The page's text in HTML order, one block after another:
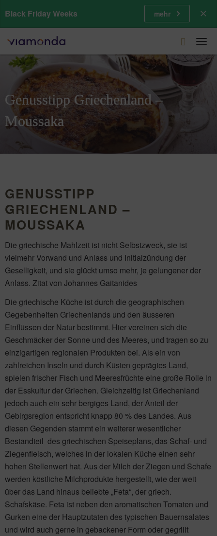
Black Friday Weeks mehr
Genusstipp Griechenland –
Moussaka
GENUSSTIPP
GRIECHENLAND –
MOUSSAKA
Die griechische Mahlzeit ist nicht Selbstzweck, sie ist
vielmehr Vorwand und Anlass und Initialzündung der
Geselligkeit, und sie glückt umso mehr, je gelungener der
Anlass. Zitat von Johannes Gaitanides
Die griechische Küche ist durch die geographischen
Gegebenheiten Griechenlands und den äusseren
Einflüssen der Natur bestimmt. Hier vereinen sich die
Geschmäcker der Sonne und des Meeres, und tragen so zu
einzigartigen regionalen Produkten bei. Als ein von
zahlreichen Inseln und durch Küsten geprägtes Land,
spielen frischer Fisch und Meeresfrüchte eine große Rolle in
der Esskultur der Griechen. Gleichzeitig ist Griechenland
jedoch auch ein sehr bergiges Land, der Anteil der
Gebirgsregion entspricht knapp 80 % des Landes. Aus
diesen Gegenden stammt ein weiterer wesentlicher
Bestandteil des griechischen Speiseplans, das Schaf- und
Ziegenfleisch, welches in der lokalen Küche einen sehr
hohen Stellenwert hat. Aus der Milch der Ziegen und Schafe
werden köstliche Milchprodukte hergestellt, wie der weit
über das Land hinaus beliebte „Feta“, der griech.
Schafskäse. Feta ist neben den aromatischen Tomaten und
Gurken eine der Hauptzutaten des typischen Bauernsalates
und wird auch gerne in gebackener Form oder gegrillt